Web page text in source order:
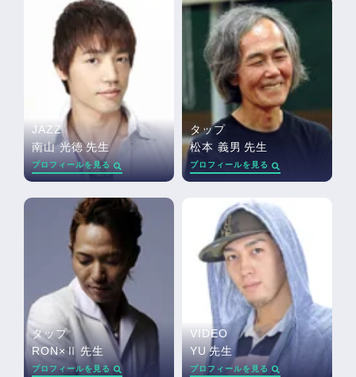
JAZZ
南山 光徳先生
プロフィールを見る
タップ
松本 義男 先生
プロフィールを見る
タップ
RON×Ⅱ 先生
プロフィールを見る
VIDEO
YU先生
プロフィールを見る